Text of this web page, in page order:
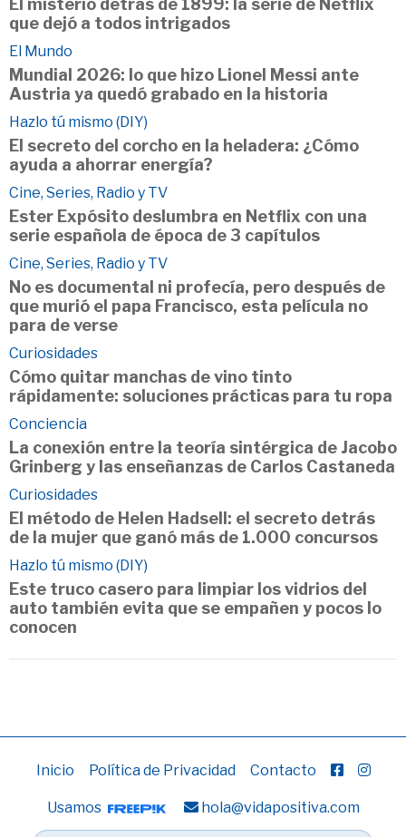
El misterio detrás de 1899: la serie de Netflix
que dejó a todos intrigados
El Mundo
Mundial 2026: lo que hizo Lionel Messi ante
Austria ya quedó grabado en la historia
Hazlo tú mismo (DIY)
El secreto del corcho en la heladera: ¿Cómo
ayuda a ahorrar energía?
Cine, Series, Radio y TV
Ester Expósito deslumbra en Netflix con una
serie española de época de 3 capítulos
Cine, Series, Radio y TV
No es documental ni profecía, pero después de
que murió el papa Francisco, esta película no
para de verse
Curiosidades
Cómo quitar manchas de vino tinto
rápidamente: soluciones prácticas para tu ropa
Conciencia
La conexión entre la teoría sintérgica de Jacobo
Grinberg y las enseñanzas de Carlos Castaneda
Curiosidades
El método de Helen Hadsell: el secreto detrás
de la mujer que ganó más de 1.000 concursos
Hazlo tú mismo (DIY)
Este truco casero para limpiar los vidrios del
auto también evita que se empañen y pocos lo
conocen
Inicio Política de Privacidad Contacto
Usamos hola@vidapositiva.com